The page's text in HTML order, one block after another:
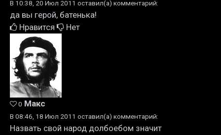
В 10:38, 20 Июл 2011 оставил(а) комментарий:
да вы герой, батенька!
Нравится
Нет
0 Макс
В 08:46, 18 Июл 2011 оставил(а) комментарий:
Назвать свой народ долбоебом значит